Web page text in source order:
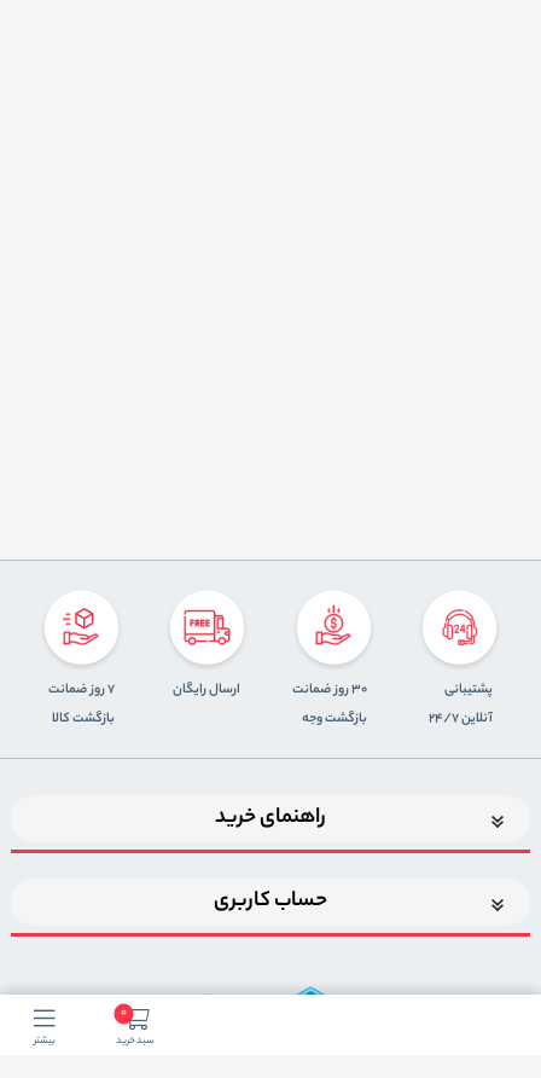
0
سبد خرید بیشتر
پشتیبانی
آنلاین 24/7
30 روز ضمانت
بازگشت وجه
ارسال رایگان
7 روز ضمانت
بازگشت کالا
راهنمای خرید
حساب کاربری